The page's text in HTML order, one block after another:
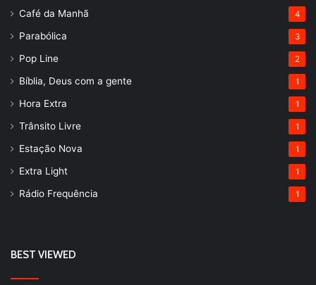
Café da Manhã 4
Parabólica 3
Pop Line 2
Bíblia, Deus com a gente 1
Hora Extra 1
Trânsito Livre 1
Estação Nova 1
Extra Light 1
Rádio Frequência 1
BEST VIEWED